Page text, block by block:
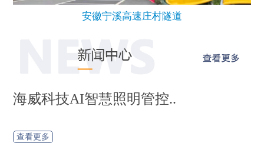
安徽宁溪高速庄村隧道
聚焦武汉综能大会｜海威科..
查看更多